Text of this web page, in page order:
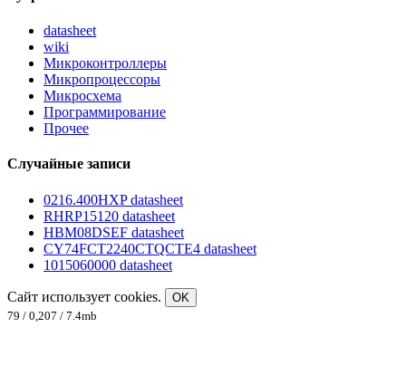
datasheet
wiki
Микроконтроллеры
Микропроцессоры
Микросхема
Программирование
Прочее
Случайные записи
0216.400HXP datasheet
RHRP15120 datasheet
HBM08DSEF datasheet
CY74FCT2240CTQCTE4 datasheet
1015060000 datasheet
Сайт использует cookies.
OK
79 / 0,207 / 7.4mb